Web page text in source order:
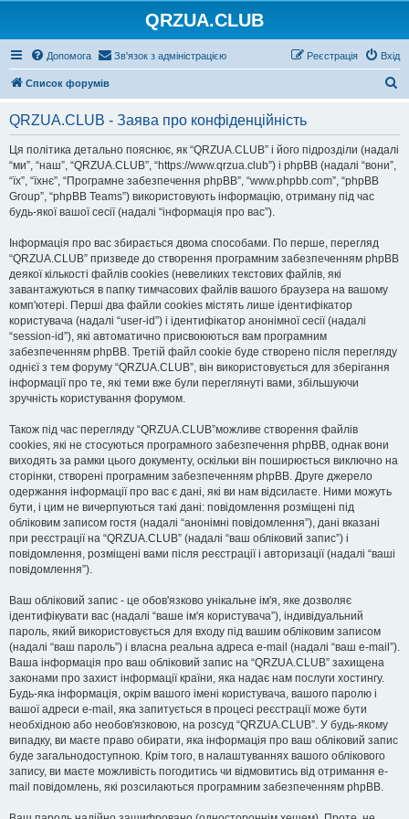
QRZUA.CLUB
Допомога Зв'язок з адміністрацією Вхід
Реєстрація
Список форумів
QRZUA.CLUB - Заява про конфіденційність
Ця політика детально пояснює, як “QRZUA.CLUB” і його підрозділи (надалі
“ми”, “наш”, “QRZUA.CLUB”, “https://www.qrzua.club”) і phpBB (надалі “вони”,
“їх”, “їхнє”, “Програмне забезпечення phpBB”, “www.phpbb.com”, “phpBB
Group”, “phpBB Teams”) використовують інформацію, отриману під час
будь-якої вашої сесії (надалі “інформація про вас”).
Інформація про вас збирається двома способами. По перше, перегляд
“QRZUA.CLUB” призведе до створення програмним забезпеченням phpBB
деякої кількості файлів cookies (невеликих текстових файлів, які
завантажуються в папку тимчасових файлів вашого браузера на вашому
комп'ютері. Перші два файли cookies містять лише ідентифікатор
користувача (надалі “user-id”) і ідентифікатор анонімної сесії (надалі
“session-id”), які автоматично присвоюються вам програмним
забезпеченням phpBB. Третій файл cookie буде створено після перегляду
однієї з тем форуму “QRZUA.CLUB”, він використовується для зберігання
інформації про те, які теми вже були переглянуті вами, збільшуючи
зручність користування форумом.
Також під час перегляду “QRZUA.CLUB”можливе створення файлів
cookies, які не стосуються програмного забезпечення phpBB, однак вони
виходять за рамки цього документу, оскільки він поширюється виключно на
сторінки, створені програмним забезпеченням phpBB. Друге джерело
одержання інформації про вас є дані, які ви нам відсилаєте. Ними можуть
бути, і цим не вичерпуються такі дані: повідомлення розміщені під
обліковим записом гостя (надалі “анонімні повідомлення”), дані вказані
при реєстрації на “QRZUA.CLUB” (надалі “ваш обліковий запис”) і
повідомлення, розміщені вами після реєстрації і авторизації (надалі “ваші
повідомлення”).
Ваш обліковий запис - це обов'язково унікальне ім'я, яке дозволяє
ідентифікувати вас (надалі “ваше ім'я користувача”), індивідуальний
пароль, який використовується для входу під вашим обліковим записом
(надалі “ваш пароль”) і власна реальна адреса e-mail (надалі “ваш e-mail”).
Ваша інформація про ваш обліковий запис на “QRZUA.CLUB” захищена
законами про захист інформації країни, яка надає нам послуги хостингу.
Будь-яка інформація, окрім вашого імені користувача, вашого паролю і
вашої адреси e-mail, яка запитується в процесі реєстрації може бути
необхідною або необов'язковою, на розсуд “QRZUA.CLUB”. У будь-якому
випадку, ви маєте право обирати, яка інформація про ваш обліковий запис
буде загальнодоступною. Крім того, в налаштуваннях вашого облікового
запису, ви маєте можливість погодитись чи відмовитись від отримання e-
mail повідомлень, які розсилаються програмним забезпеченням phpBB.